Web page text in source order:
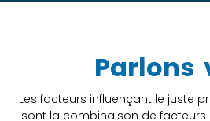
Parlons
Les facteurs influençant le juste
sont la combinaison de facteurs